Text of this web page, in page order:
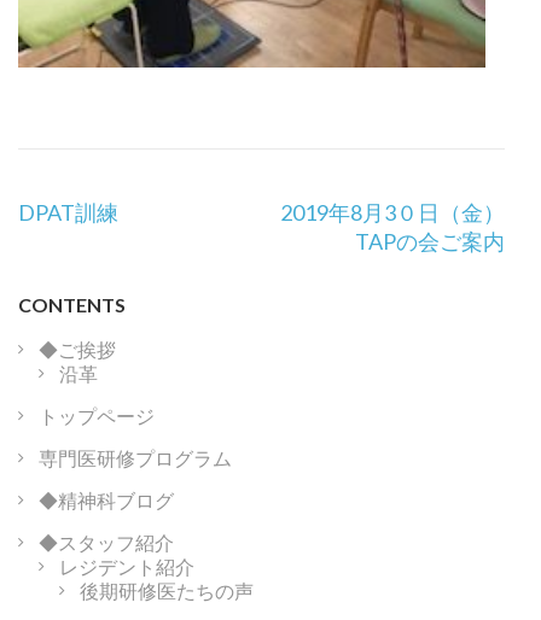
投
ビ
ゲ
ー
シ
ョ
ン
DPAT訓練
2019年8月3０日（金）
TAPの会ご案内
CONTENTS
◆ご挨拶
沿革
トップページ
専門医研修プログラム
◆精神科ブログ
◆スタッフ紹介
レジデント紹介
後期研修医たちの声